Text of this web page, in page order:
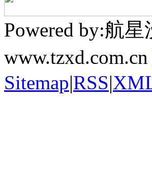
Powered by:航
www.tzxd.com.cn
Sitemap|RSS|